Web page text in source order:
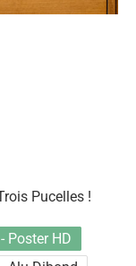
Pucelles !
Poster HD